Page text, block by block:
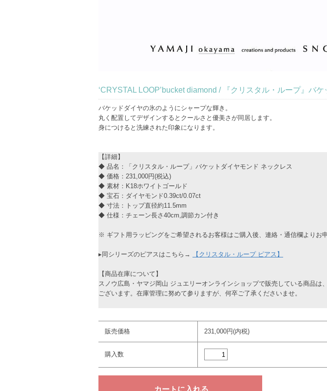
‘CRYSTAL LOOP’bucket diamond / 『クリスタル・ループ』バ
バケッドダイヤの氷のようにシャープな輝き。
丸く配置してデザインするとクールさと優美さが同居します。
身につけると洗練された印象になります。
【詳細】
◆ 品名：「クリスタル・ループ」バケットダイヤモンド ネックレス
◆ 価格：231,000円(税込)
◆ 素材：K18ホワイトゴールド
◆ 宝石：ダイヤモンド0.39ct/0.07ct
◆ 寸法：トップ直径約11.5mm
◆ 仕様：チェーン長さ40cm,調節カン付き
※ ギフト用ラッピングをご希望されるお客様はご購入後、連絡・通信欄よりお
▸同シリーズのピアスはこちら→ 【クリスタル・ループ ピアス】
【商品在庫について】
スノウ広島・ヤマジ岡山 ジュエリーオンラインショップで販売している商品
ございます。在庫管理に努めて参りますが、何卒ご了承くださいませ。
販売価格 231,000円(内税)
購入数